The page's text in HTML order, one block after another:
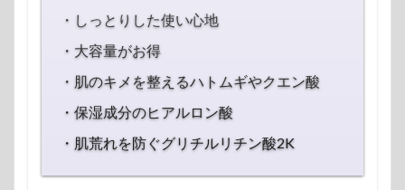
・しっとりした使い心地
・大容量がお得
・肌のキメを整えるハトムギやクエン酸
・保湿成分のヒアルロン酸
・肌荒れを防ぐグリチルリチン酸2K